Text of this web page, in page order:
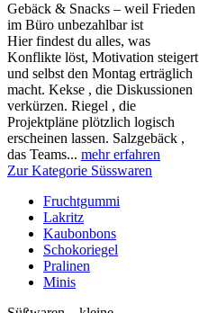
Gebäck & Snacks – weil Frieden
im Büro unbezahlbar ist
Hier findest du alles, was
Konflikte löst, Motivation steigert
und selbst den Montag erträglich
macht. Kekse , die Diskussionen
verkürzen. Riegel , die
Projektpläne plötzlich logisch
erscheinen lassen. Salzgebäck ,
das Teams... mehr erfahren
Zur Kategorie Süsswaren
Fruchtgummi
Lakritz
Kaubonbons
Schokoriegel
Pralinen
Minis